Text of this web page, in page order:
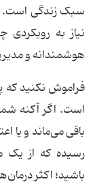
سبک زندگی است.
نیاز به رویکردی
هوشمندانه و
فراموش نکنید
است. اگر آکنه
باقی می‌ماند و یا
رسیده که از